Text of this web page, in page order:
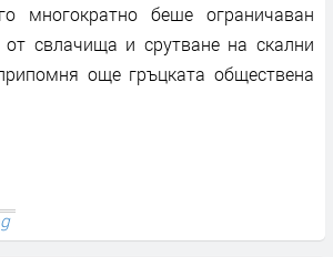
многократно беше ограничаван
от свлачища и срутване на скални
още гръцката обществена